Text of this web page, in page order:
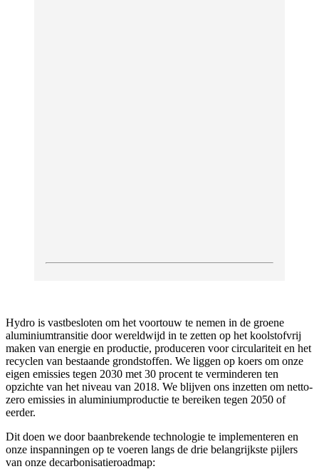
Hydro is vastbesloten om het voortouw te nemen in de groene
aluminiumtransitie door wereldwijd in te zetten op het koolstofvrij
maken van energie en productie, produceren voor circulariteit en het
recyclen van bestaande grondstoffen. We liggen op koers om onze
eigen emissies tegen 2030 met 30 procent te verminderen ten
opzichte van het niveau van 2018. We blijven ons inzetten om netto-
zero emissies in aluminiumproductie te bereiken tegen 2050 of
eerder.
Dit doen we door baanbrekende technologie te implementeren en
onze inspanningen op te voeren langs de drie belangrijkste pijlers
van onze decarbonisatieroadmap: